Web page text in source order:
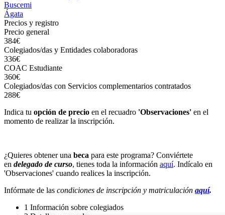
Buscemi
Ágata
Precios y registro
Precio general
384€
Colegiados/das y Entidades colaboradoras
336€
COAC Estudiante
360€
Colegiados/das con Servicios complementarios contratados
288€
Indica tu opción de precio en el recuadro 'Observaciones' en el
momento de realizar la inscripción.
¿Quieres obtener una beca para este programa? Conviértete
en delegado de curso, tienes toda la información aquí. Indícalo en
'Observaciones' cuando realices la inscripción.
Infórmate de las condiciones de inscripción y matriculación aquí.
1 Información sobre colegiados